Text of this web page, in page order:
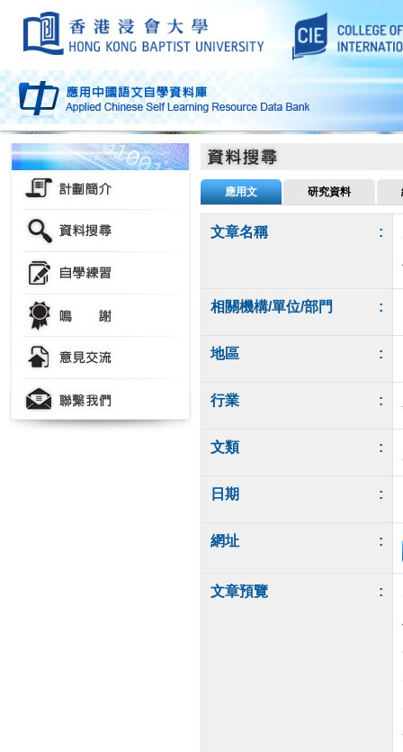
應用文 研究資料
文章名稱 :
相關機構/單位/部門 :
地區 :
行業 :
文類 :
日期 :
網址 :
文章預覽 :